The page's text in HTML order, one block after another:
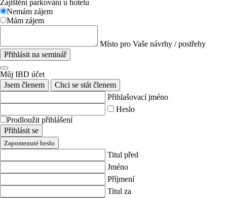
Zajištění parkování u hotelu
Nemám zájem
Mám zájem
Místo pro Vaše návrhy / postřehy
Přihlásit na seminář
Můj IBD účet
Jsem členem
Chci se stát členem
Přihlašovací jméno
Heslo
Prodloužit přihlášení
Přihlásit se
Zapomenuté heslo
Titul před
Jméno
Příjmení
Titul za